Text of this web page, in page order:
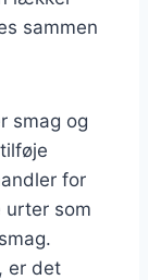
sammen
smag og
for
urter som
er det